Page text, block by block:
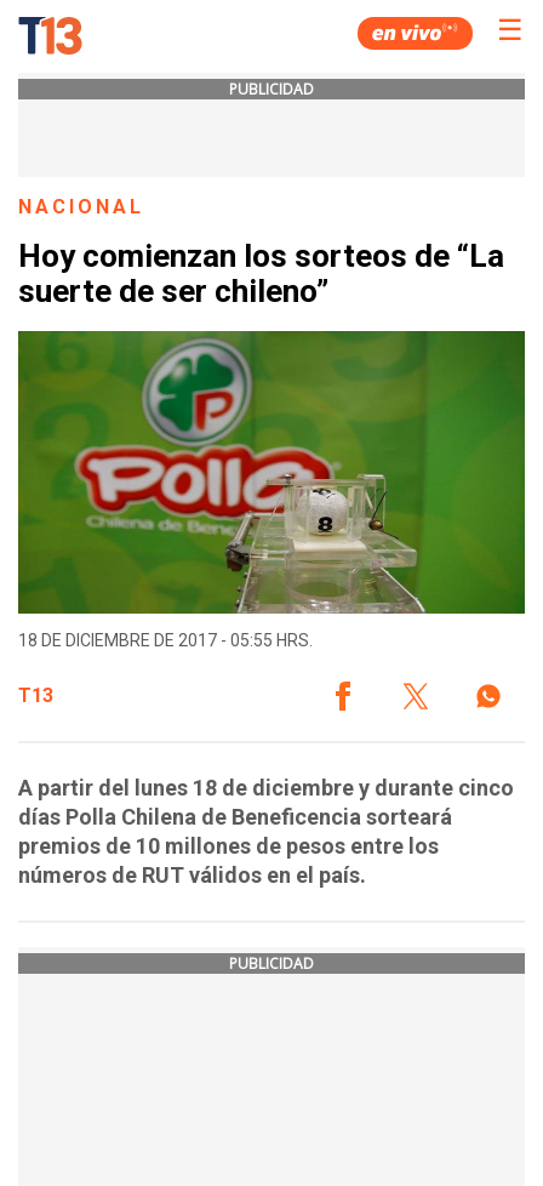
☰
PUBLICIDAD
NACIONAL
Hoy comienzan los sorteos de “La
suerte de ser chileno”
18 DE DICIEMBRE DE 2017 - 05:55 HRS.
T13
A partir del lunes 18 de diciembre y durante cinco
días Polla Chilena de Beneficencia sorteará
premios de 10 millones de pesos entre los
números de RUT válidos en el país.
PUBLICIDAD